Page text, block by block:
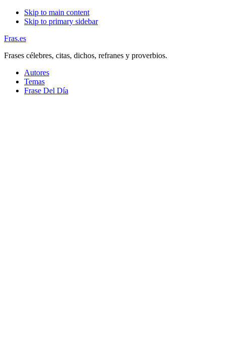
Skip to main content
Skip to primary sidebar
Fras.es
Frases célebres, citas, dichos, refranes y proverbios.
Autores
Temas
Frase Del Día